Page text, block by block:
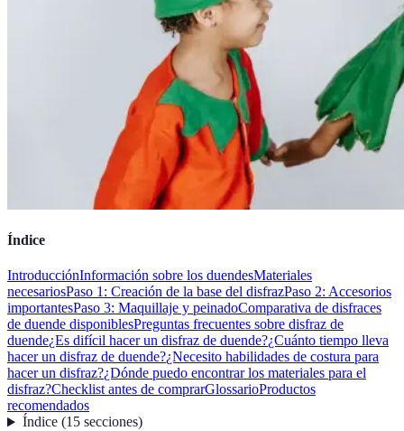
Índice
IntroducciónInformación sobre los duendesMateriales
necesariosPaso 1: Creación de la base del disfrazPaso 2: Accesorios
importantesPaso 3: Maquillaje y peinadoComparativa de disfraces
de duende disponiblesPreguntas frecuentes sobre disfraz de
duende¿Es difícil hacer un disfraz de duende?¿Cuánto tiempo lleva
hacer un disfraz de duende?¿Necesito habilidades de costura para
hacer un disfraz?¿Dónde puedo encontrar los materiales para el
disfraz?Checklist antes de comprarGlossarioProductos
recomendados
Índice(15 secciones)